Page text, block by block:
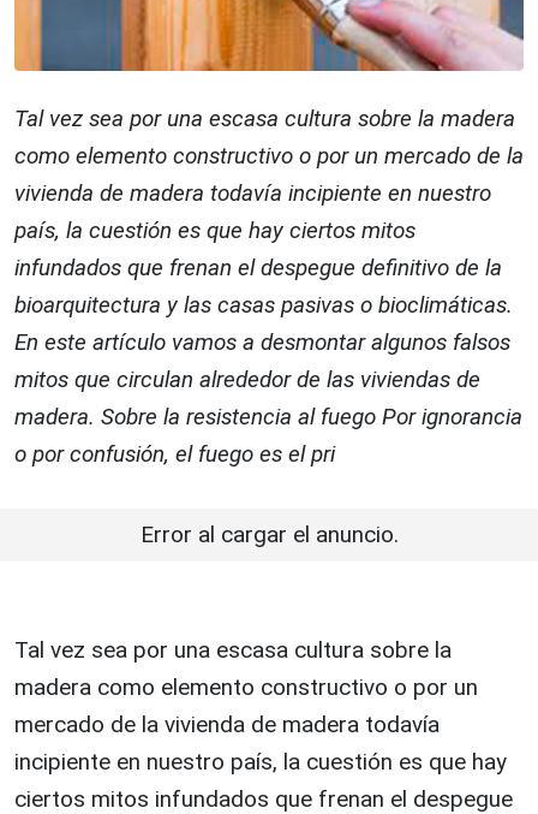
Tal vez sea por una escasa cultura sobre la madera
como elemento constructivo o por un mercado de la
vivienda de madera todavía incipiente en nuestro
país, la cuestión es que hay ciertos mitos
infundados que frenan el despegue definitivo de la
bioarquitectura y las casas pasivas o bioclimáticas.
En este artículo vamos a desmontar algunos falsos
mitos que circulan alrededor de las viviendas de
madera. Sobre la resistencia al fuego Por ignorancia
o por confusión, el fuego es el pri
Error al cargar el anuncio.
Tal vez sea por una escasa cultura sobre la
madera como elemento constructivo o por un
mercado de la vivienda de madera todavía
incipiente en nuestro país, la cuestión es que hay
ciertos mitos infundados que frenan el despegue